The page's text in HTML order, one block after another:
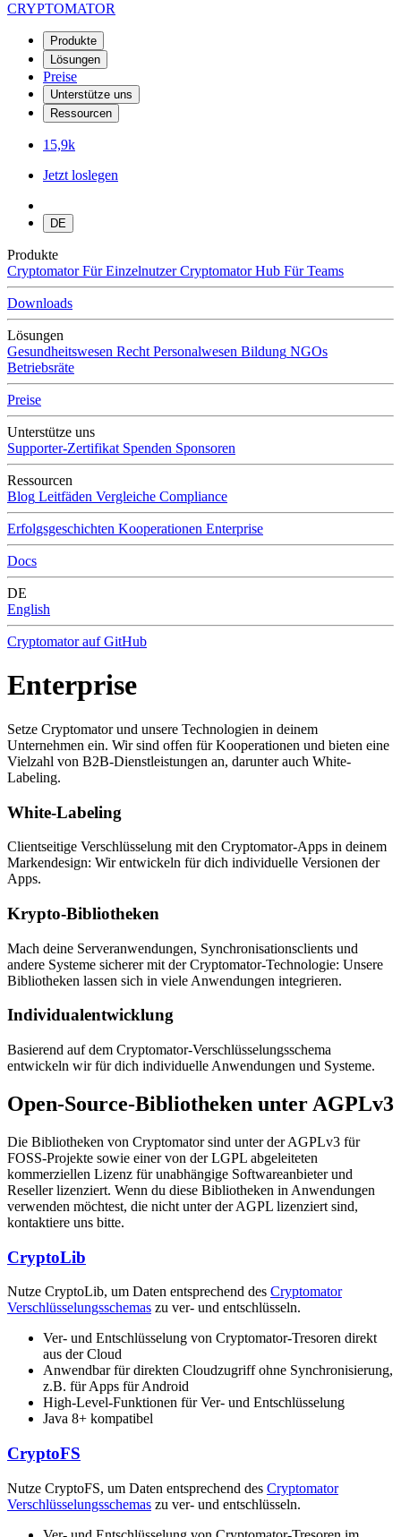
CRYPTOMATOR
Produkte
Lösungen
Preise
Unterstütze uns
Ressourcen
15,9k
Jetzt loslegen
DE
Produkte
Cryptomator Für Einzelnutzer Cryptomator Hub Für Teams
Downloads
Lösungen
Gesundheitswesen Recht Personalwesen Bildung NGOs
Betriebsräte
Preise
Unterstütze uns
Supporter-Zertifikat Spenden Sponsoren
Ressourcen
Blog Leitfäden Vergleiche Compliance
Erfolgsgeschichten Kooperationen Enterprise
Docs
DE
English
Cryptomator auf GitHub
Enterprise
Setze Cryptomator und unsere Technologien in deinem
Unternehmen ein. Wir sind offen für Kooperationen und bieten eine
Vielzahl von B2B-Dienstleistungen an, darunter auch White-
Labeling.
White-Labeling
Clientseitige Verschlüsselung mit den Cryptomator-Apps in deinem
Markendesign: Wir entwickeln für dich individuelle Versionen der
Apps.
Krypto-Bibliotheken
Mach deine Serveranwendungen, Synchronisationsclients und
andere Systeme sicherer mit der Cryptomator-Technologie: Unsere
Bibliotheken lassen sich in viele Anwendungen integrieren.
Individualentwicklung
Basierend auf dem Cryptomator-Verschlüsselungsschema
entwickeln wir für dich individuelle Anwendungen und Systeme.
Open-Source-Bibliotheken unter AGPLv3
Die Bibliotheken von Cryptomator sind unter der AGPLv3 für
FOSS-Projekte sowie einer von der LGPL abgeleiteten
kommerziellen Lizenz für unabhängige Softwareanbieter und
Reseller lizenziert. Wenn du diese Bibliotheken in Anwendungen
verwenden möchtest, die nicht unter der AGPL lizenziert sind,
kontaktiere uns bitte.
CryptoLib
Nutze CryptoLib, um Daten entsprechend des Cryptomator
Verschlüsselungsschemas zu ver- und entschlüsseln.
Ver- und Entschlüsselung von Cryptomator-Tresoren direkt
aus der Cloud
Anwendbar für direkten Cloudzugriff ohne Synchronisierung,
z.B. für Apps für Android
High-Level-Funktionen für Ver- und Entschlüsselung
Java 8+ kompatibel
CryptoFS
Nutze CryptoFS, um Daten entsprechend des Cryptomator
Verschlüsselungsschemas zu ver- und entschlüsseln.